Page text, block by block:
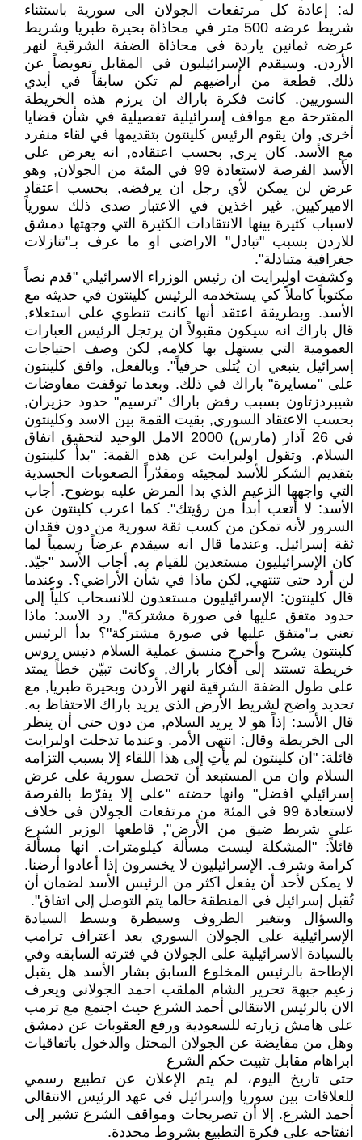
له: إعادة كل مرتفعات الجولان الى سورية باستثناء
شريط عرضه 500 متر في محاذاة بحيرة طبريا وشريط
عرضه ثمانين ياردة في محاذاة الضفة الشرقية لنهر
الأردن. وسيقدم الإسرائيليون في المقابل تعويضاً عن
ذلك, قطعة من أراضيهم لم تكن سابقاً في أيدي
السوريين. كانت فكرة باراك ان يرزم هذه الخريطة
المقترحة مع مواقف إسرائيلية تفصيلية في شأن قضايا
أخرى, وان يقوم الرئيس كلينتون بتقديمها في لقاء منفرد
مع الأسد. كان يرى, بحسب اعتقاده, انه يعرض على
الأسد الفرصة لاستعادة 99 في المئة من الجولان, وهو
عرض لن يمكن لأي رجل ان يرفضه, بحسب اعتقاد
الاميركيين, غير اخذين في الاعتبار صدى ذلك سورياً
لاسباب كثيرة بينها الانتقادات الكثيرة التي وجهتها دمشق
للاردن بسبب "تبادل" الاراضي او ما عرف بـ"تنازلات
جغرافية متبادلة".
وكشفت اولبرايت ان رئيس الوزراء الاسرائيلي "قدم نصاً
مكتوباً كاملاً كي يستخدمه الرئيس كلينتون في حديثه مع
الأسد. وبطريقة اعتقد أنها كانت تنطوي على استعلاء,
قال باراك انه سيكون مقبولاً ان يرتجل الرئيس العبارات
العمومية التي يستهل بها كلامه, لكن وصف احتياجات
إسرائيل ينبغي ان يُتلى حرفياً". وبالفعل, وافق كلينتون
على "مسايرة" باراك في ذلك. وبعدما توقفت مفاوضات
شيبردزتاون بسبب رفض باراك "ترسيم" حدود حزيران,
بحسب الاعتقاد السوري, بقيت القمة بين الاسد وكلينتون
في 26 آذار (مارس) 2000 الامل الوحيد لتحقيق اتفاق
السلام. وتقول اولبرايت عن هذه القمة: "بدأ كلينتون
بتقديم الشكر للأسد لمجيئه ومقدّراً الصعوبات الجسدية
التي واجهها الزعيم الذي بدا المرض عليه بوضوح. أجاب
الأسد: لا أتعب أبداً من رؤيتك". كما اعرب كلينتون عن
السرور لأنه تمكن من كسب ثقة سورية من دون فقدان
ثقة إسرائيل. وعندما قال انه سيقدم عرضاً رسمياً لما
كان الإسرائيليون مستعدين للقيام به, أجاب الأسد "جيّد.
لن أرد حتى تنتهي, لكن ماذا في شأن الأراضي؟. وعندما
قال كلينتون: الإسرائيليون مستعدون للانسحاب كلياً إلى
حدود متفق عليها في صورة مشتركة", رد الاسد: ماذا
تعني بـ"متفق عليها في صورة مشتركة"؟ بدأ الرئيس
كلينتون يشرح وأخرج منسق عملية السلام دنيس روس
خريطة تستند إلى أفكار باراك, وكانت تبيّن خطاً يمتد
على طول الضفة الشرقية لنهر الأردن وبحيرة طبريا, مع
تحديد واضح لشريط الأرض الذي يريد باراك الاحتفاظ به.
قال الأسد: إذاً هو لا يريد السلام, من دون حتى أن ينظر
الى الخريطة وقال: انتهى الأمر. وعندما تدخلت اولبرايت
قائلة: "ان كلينتون لم يأتِ إلى هذا اللقاء إلا بسبب التزامه
السلام وان من المستبعد أن تحصل سورية على عرض
إسرائيلي افضل" وانها حضته "على إلا يفرّط بالفرصة
لاستعادة 99 في المئة من مرتفعات الجولان في خلاف
على شريط ضيق من الأرض", قاطعها الوزير الشرع
قائلاً: "المشكلة ليست مسألة كيلومترات. انها مسألة
كرامة وشرف. الإسرائيليون لا يخسرون إذا أعادوا أرضنا.
لا يمكن لأحد أن يفعل اكثر من الرئيس الأسد لضمان أن
تُقبل إسرائيل في المنطقة حالما يتم التوصل إلى اتفاق".
والسؤال وبتغير الظروف وسيطرة وبسط السيادة
الإسرائيلية على الجولان السوري بعد اعتراف ترامب
بالسيادة الاسرائيلية على الجولان في فترته السابقه وفي
الإطاحة بالرئيس المخلوع السابق بشار الأسد هل يقبل
زعيم جبهة تحرير الشام الملقب احمد الجولاني ويعرف
الان بالرئيس الانتقالي أحمد الشرع حيث اجتمع مع ترمب
على هامش زيارته للسعودية ورفع العقوبات عن دمشق
وهل من مقايضة عن الجولان المحتل والدخول باتفاقيات
ابراهام مقابل تثبيت حكم الشرع
حتى تاريخ اليوم، لم يتم الإعلان عن تطبيع رسمي
للعلاقات بين سوريا وإسرائيل في عهد الرئيس الانتقالي
أحمد الشرع. إلا أن تصريحات ومواقف الشرع تشير إلى
انفتاحه على فكرة التطبيع بشروط محددة.